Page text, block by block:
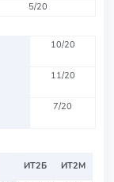
5/20
10/20
11/20
7/20
ИТ2Б
ИТ2М